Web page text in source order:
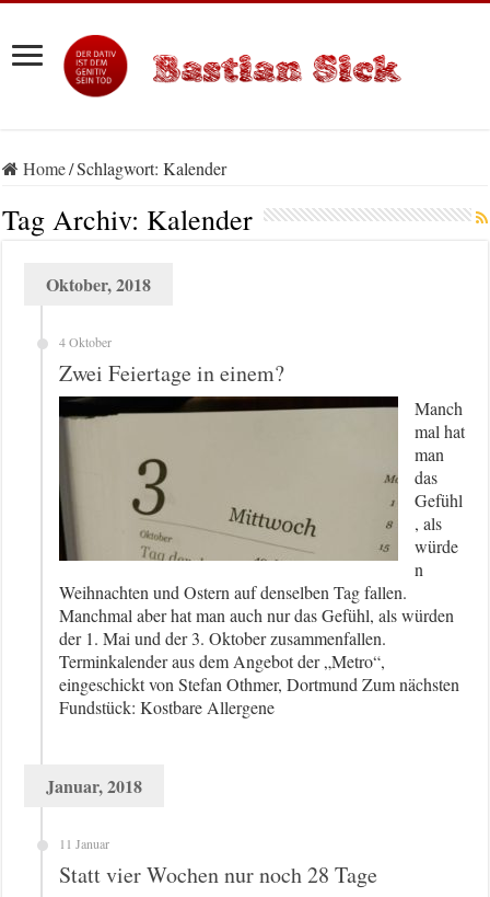
Home/Schlagwort:Kalender
Tag Archiv: Kalender
Oktober, 2018
4 Oktober
Zwei Feiertage in einem?
Manch
mal hat
man
das
Gefühl
, als
würde
n
Weihnachten und Ostern auf denselben Tag fallen.
Manchmal aber hat man auch nur das Gefühl, als würden
der 1. Mai und der 3. Oktober zusammenfallen.
Terminkalender aus dem Angebot der „Metro“,
eingeschickt von Stefan Othmer, Dortmund Zum nächsten
Fundstück: Kostbare Allergene
Januar, 2018
11 Januar
Statt vier Wochen nur noch 28 Tage